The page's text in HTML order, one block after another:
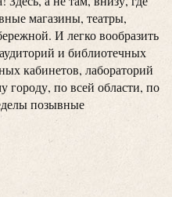
магазины, театры,
И легко вообразить
и библиотечных
кабинетов, лабораторий
городу, по всей области, по
позывные